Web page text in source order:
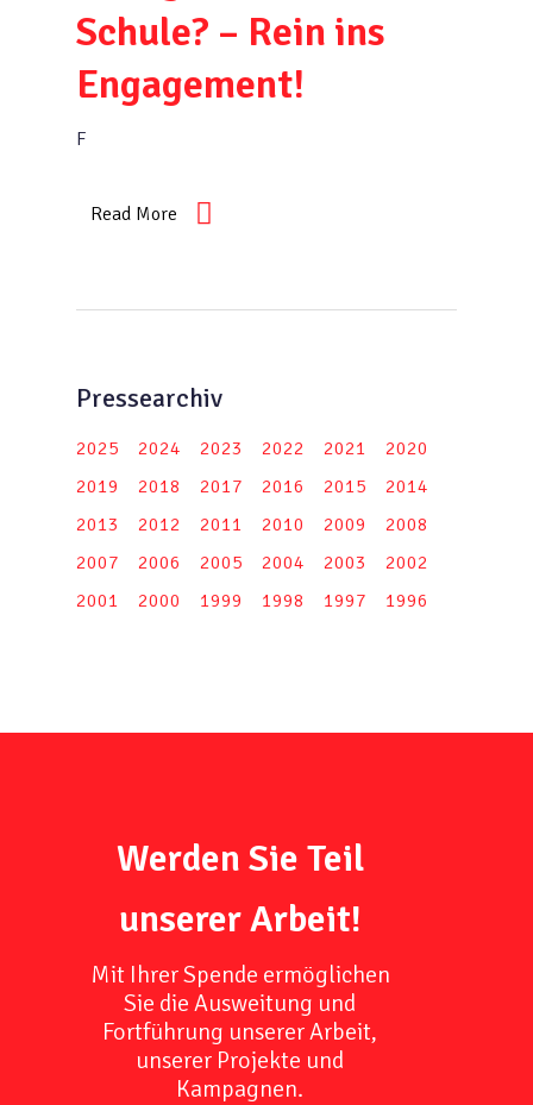
Schule? – Rein ins
Engagement!
F
Read More
Pressearchiv
2025 2024 2023 2022 2021
2020
2019
2018 2017 2016 2015
2014
2013
2012 2011 2010 2009
2008
2007
2006 2005 2004 2003
2002
2001
2000 1999 1998 1997 1996
Werden Sie Teil
unserer Arbeit!
Mit Ihrer Spende ermöglichen
Sie die Ausweitung und
Fortführung unserer Arbeit,
unserer Projekte und
Kampagnen.